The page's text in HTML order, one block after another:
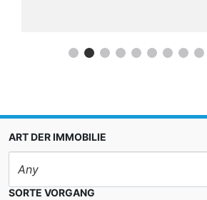
ART DER IMMOBILIE
SORTE VORGANG